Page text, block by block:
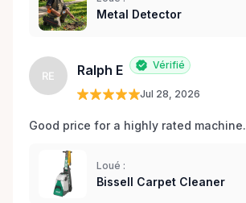
Metal Detector
RE Ralph E Vérifié
Jul 28, 2026
Good price for a highly rated machine.
Loué :
Bissell Carpet Cleaner